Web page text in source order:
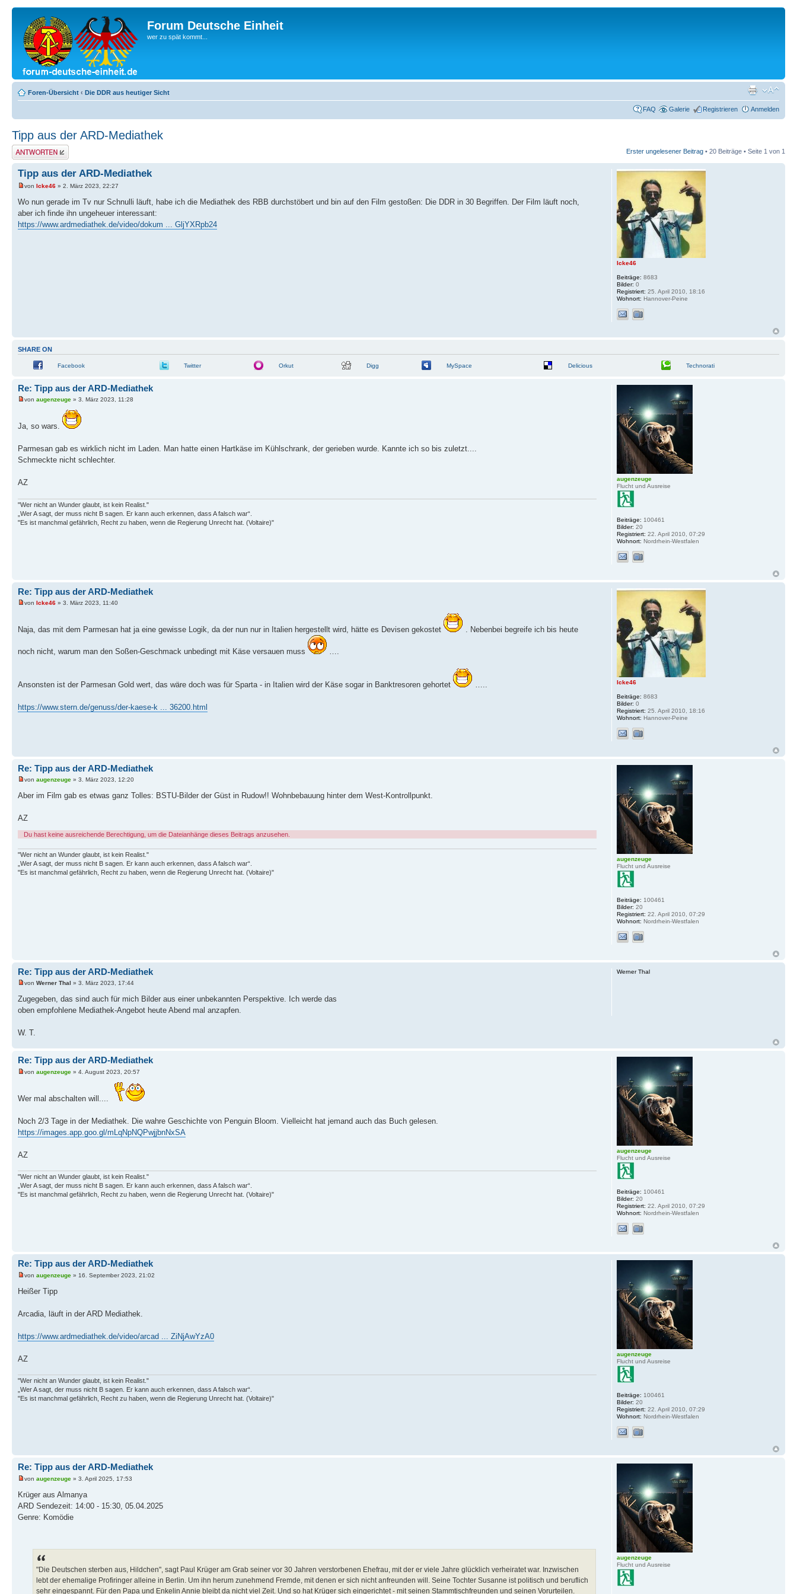
Forum Deutsche Einheit
wer zu spät kommt...
Foren-Übersicht ‹ Die DDR aus heutiger Sicht
FAQ Galerie Registrieren Anmelden
Tipp aus der ARD-Mediathek
Antwort erstellen Erster ungelesener Beitrag • 20 Beiträge • Seite 1 von 1
Tipp aus der ARD-Mediathek
von Icke46 » 2. März 2023, 22:27
Wo nun gerade im Tv nur Schnulli läuft, habe ich die Mediathek des RBB durchstöbert und bin auf den Film gestoßen: Die DDR in 30 Begriffen. Der Film läuft noch,
aber ich finde ihn ungeheuer interessant:
https://www.ardmediathek.de/video/dokum ... GljYXRpb24
Icke46
Beiträge: 8683
Bilder: 0
Registriert: 25. April 2010, 18:16
Wohnort: Hannover-Peine
SHARE ON
Facebook Twitter Orkut Digg MySpace Delicious Technorati
Re: Tipp aus der ARD-Mediathek
von augenzeuge » 3. März 2023, 11:28
Ja, so wars.
Parmesan gab es wirklich nicht im Laden. Man hatte einen Hartkäse im Kühlschrank, der gerieben wurde. Kannte ich so bis zuletzt....
Schmeckte nicht schlechter.
AZ
"Wer nicht an Wunder glaubt, ist kein Realist."
„Wer A sagt, der muss nicht B sagen. Er kann auch erkennen, dass A falsch war“.
"Es ist manchmal gefährlich, Recht zu haben, wenn die Regierung Unrecht hat. (Voltaire)"
augenzeuge
Flucht und Ausreise
Beiträge: 100461
Bilder: 20
Registriert: 22. April 2010, 07:29
Wohnort: Nordrhein-Westfalen
Re: Tipp aus der ARD-Mediathek
von Icke46 » 3. März 2023, 11:40
Naja, das mit dem Parmesan hat ja eine gewisse Logik, da der nun nur in Italien hergestellt wird, hätte es Devisen gekostet . Nebenbei begreife ich bis heute
noch nicht, warum man den Soßen-Geschmack unbedingt mit Käse versauen muss ….
Ansonsten ist der Parmesan Gold wert, das wäre doch was für Sparta - in Italien wird der Käse sogar in Banktresoren gehortet …..
https://www.stern.de/genuss/der-kaese-k ... 36200.html
Icke46
Beiträge: 8683
Bilder: 0
Registriert: 25. April 2010, 18:16
Wohnort: Hannover-Peine
Re: Tipp aus der ARD-Mediathek
von augenzeuge » 3. März 2023, 12:20
Aber im Film gab es etwas ganz Tolles: BSTU-Bilder der Güst in Rudow!! Wohnbebauung hinter dem West-Kontrollpunkt.
AZ
Du hast keine ausreichende Berechtigung, um die Dateianhänge dieses Beitrags anzusehen.
"Wer nicht an Wunder glaubt, ist kein Realist."
„Wer A sagt, der muss nicht B sagen. Er kann auch erkennen, dass A falsch war“.
"Es ist manchmal gefährlich, Recht zu haben, wenn die Regierung Unrecht hat. (Voltaire)"
augenzeuge
Flucht und Ausreise
Beiträge: 100461
Bilder: 20
Registriert: 22. April 2010, 07:29
Wohnort: Nordrhein-Westfalen
Re: Tipp aus der ARD-Mediathek
von Werner Thal » 3. März 2023, 17:44
Zugegeben, das sind auch für mich Bilder aus einer unbekannten Perspektive. Ich werde das
oben empfohlene Mediathek-Angebot heute Abend mal anzapfen.
W. T.
Werner Thal
Re: Tipp aus der ARD-Mediathek
von augenzeuge » 4. August 2023, 20:57
Wer mal abschalten will....
Noch 2/3 Tage in der Mediathek. Die wahre Geschichte von Penguin Bloom. Vielleicht hat jemand auch das Buch gelesen.
https://images.app.goo.gl/mLqNpNQPwjjbnNxSA
AZ
"Wer nicht an Wunder glaubt, ist kein Realist."
„Wer A sagt, der muss nicht B sagen. Er kann auch erkennen, dass A falsch war“.
"Es ist manchmal gefährlich, Recht zu haben, wenn die Regierung Unrecht hat. (Voltaire)"
augenzeuge
Flucht und Ausreise
Beiträge: 100461
Bilder: 20
Registriert: 22. April 2010, 07:29
Wohnort: Nordrhein-Westfalen
Re: Tipp aus der ARD-Mediathek
von augenzeuge » 16. September 2023, 21:02
Heißer Tipp
Arcadia, läuft in der ARD Mediathek.
https://www.ardmediathek.de/video/arcad ... ZiNjAwYzA0
AZ
"Wer nicht an Wunder glaubt, ist kein Realist."
„Wer A sagt, der muss nicht B sagen. Er kann auch erkennen, dass A falsch war“.
"Es ist manchmal gefährlich, Recht zu haben, wenn die Regierung Unrecht hat. (Voltaire)"
augenzeuge
Flucht und Ausreise
Beiträge: 100461
Bilder: 20
Registriert: 22. April 2010, 07:29
Wohnort: Nordrhein-Westfalen
Re: Tipp aus der ARD-Mediathek
von augenzeuge » 3. April 2025, 17:53
Krüger aus Almanya
ARD Sendezeit: 14:00 - 15:30, 05.04.2025
Genre: Komödie
"Die Deutschen sterben aus, Hildchen", sagt Paul Krüger am Grab seiner vor 30 Jahren verstorbenen Ehefrau, mit der er viele Jahre glücklich verheiratet war. Inzwischen
lebt der ehemalige Profiringer alleine in Berlin. Um ihn herum zunehmend Fremde, mit denen er sich nicht anfreunden will. Seine Tochter Susanne ist politisch und beruflich
sehr eingespannt. Für den Papa und Enkelin Annie bleibt da nicht viel Zeit. Und so hat Krüger sich eingerichtet - mit seinen Stammtischfreunden und seinen Vorurteilen.
augenzeuge
Flucht und Ausreise